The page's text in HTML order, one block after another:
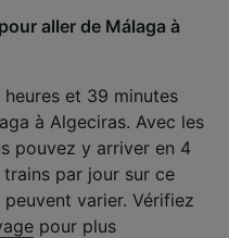
aller de Málaga à
et 39 minutes
à Algeciras. Avec les
pouvez y arriver en 4
par jour sur ce
varier. Vérifiez
pour plus